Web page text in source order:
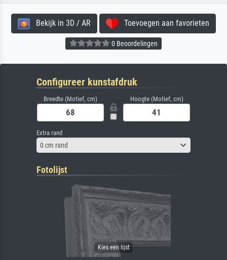
Bekijk in 3D / AR Toevoegen aan favorieten
0 Beoordelingen
Configureer kunstafdruk
Breedte (Motief, cm) Hoogte (Motief, cm)
Extra rand
0 cm rand
Fotolijst